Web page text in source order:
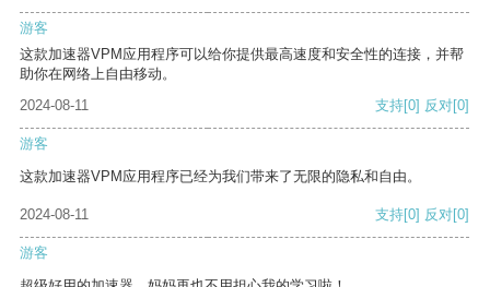
游客
这款加速器VPM应用程序可以给你提供最高速度和安全性的连接，并帮
助你在网络上自由移动。
2024-08-11
支持[0] 反对[0]
游客
这款加速器VPM应用程序已经为我们带来了无限的隐私和自由。
2024-08-11 支持[0] 反对[0]
游客